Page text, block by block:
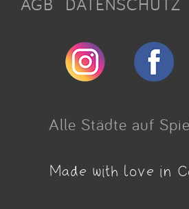
Alle Städte auf
Made with love in